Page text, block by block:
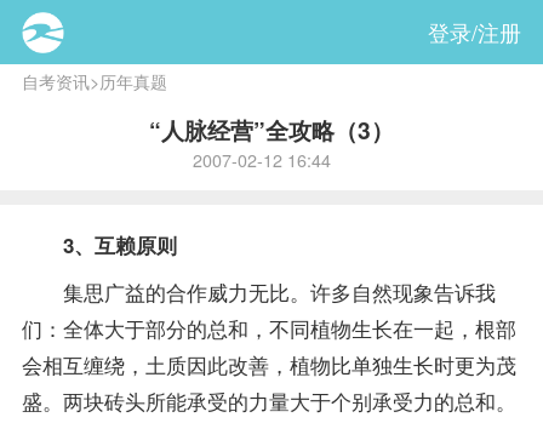
登录/注册
自考资讯>历年真题
“人脉经营”全攻略（3）
2007-02-12 16:44
3、互赖原则
集思广益的合作威力无比。许多自然现象告诉我
们：全体大于部分的总和，不同植物生长在一起，根部
会相互缠绕，土质因此改善，植物比单独生长时更为茂
盛。两块砖头所能承受的力量大于个别承受力的总和。